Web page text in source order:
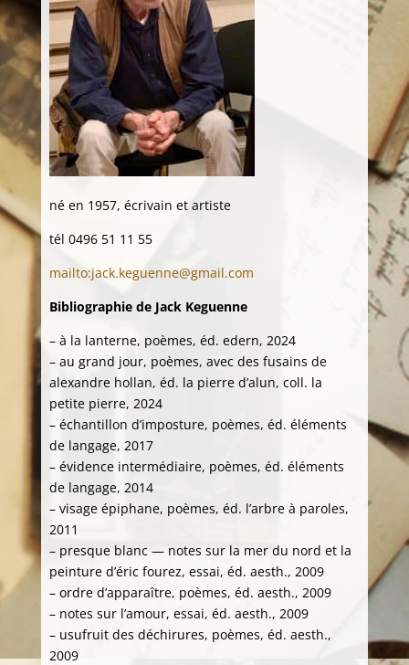
né en 1957, écrivain et artiste
tél 0496 51 11 55
mailto:jack.keguenne@gmail.com
Bibliographie de Jack Keguenne
– à la lanterne, poèmes, éd. edern, 2024
– au grand jour, poèmes, avec des fusains de
alexandre hollan, éd. la pierre d’alun, coll. la
petite pierre, 2024
– échantillon d’imposture, poèmes, éd. éléments
de langage, 2017
– évidence intermédiaire, poèmes, éd. éléments
de langage, 2014
– visage épiphane, poèmes, éd. l’arbre à paroles,
2011
– presque blanc — notes sur la mer du nord et la
peinture d’éric fourez, essai, éd. aesth., 2009
– ordre d’apparaître, poèmes, éd. aesth., 2009
– notes sur l’amour, essai, éd. aesth., 2009
– usufruit des déchirures, poèmes, éd. aesth.,
2009